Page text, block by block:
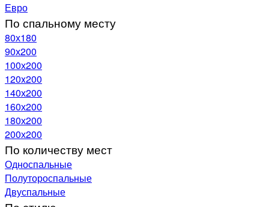
Евро
По спальному месту
80х180
90х200
100х200
120x200
140х200
160х200
180х200
200х200
По количеству мест
Односпальные
Полутороспальные
Двуспальные